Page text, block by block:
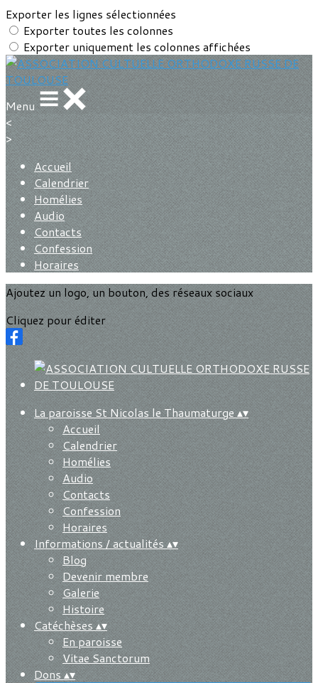
Exporter les lignes sélectionnées
Exporter toutes les colonnes
Exporter uniquement les colonnes affichées
Menu
<
>
Accueil
Calendrier
Homélies
Audio
Contacts
Confession
Horaires
Ajoutez un logo, un bouton, des réseaux sociaux
Cliquez pour éditer
La paroisse St Nicolas le Thaumaturge▴▾
Accueil
Calendrier
Homélies
Audio
Contacts
Confession
Horaires
Informations / actualités▴▾
Blog
Devenir membre
Galerie
Histoire
Catéchèses▴▾
En paroisse
Vitae Sanctorum
Dons▴▾